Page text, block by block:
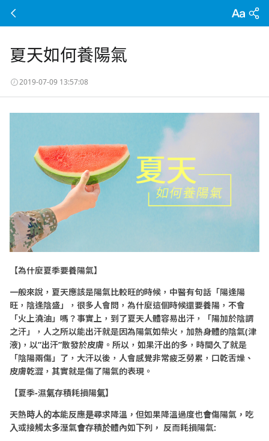
夏天如何養陽氣
2019-07-09 13:57:08
【為什麼夏季要養陽氣】
一般來說，夏天應該是陽氣比較旺的時候，中醫有句話「陽逢陽
旺，陰逢陰盛」，很多人會問，為什麼這個時候還要養陽，不會
「火上澆油」嗎？事實上，到了夏天人體容易出汗，「陽加於陰謂
之汗」，人之所以能出汗就是因為陽氣如柴火，加熱身體的陰氣(津
液)，以”出汗”散發於皮膚。所以，如果汗出的多，時間久了就是
「陰陽兩傷」了，大汗以後，人會感覺非常疲乏勞累，口乾舌燥、
皮膚乾澀，其實就是傷了陽氣的表現。
【夏季-濕氣存積耗損陽氣】
天熱時人的本能反應是尋求降溫，但如果降溫過度也會傷陽氣，吃
入或接觸太多溼氣會存積於體內如下列， 反而耗損陽氣: